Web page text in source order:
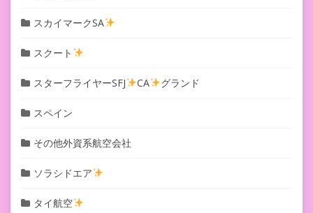
スカイマークSA
スクート
スターフライヤーSFJ CA グランド
スペイン
その他外資系航空会社
ソラシドエア
タイ航空